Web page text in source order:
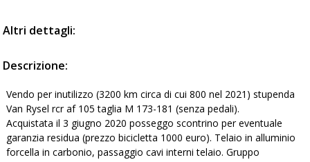
Altri dettagli:
Descrizione:
Vendo per inutilizzo (3200 km circa di cui 800 nel 2021) stupenda
Van Rysel rcr af 105 taglia M 173-181 (senza pedali).
Acquistata il 3 giugno 2020 posseggo scontrino per eventuale
garanzia residua (prezzo bicicletta 1000 euro). Telaio in alluminio
forcella in carbonio, passaggio cavi interni telaio. Gruppo